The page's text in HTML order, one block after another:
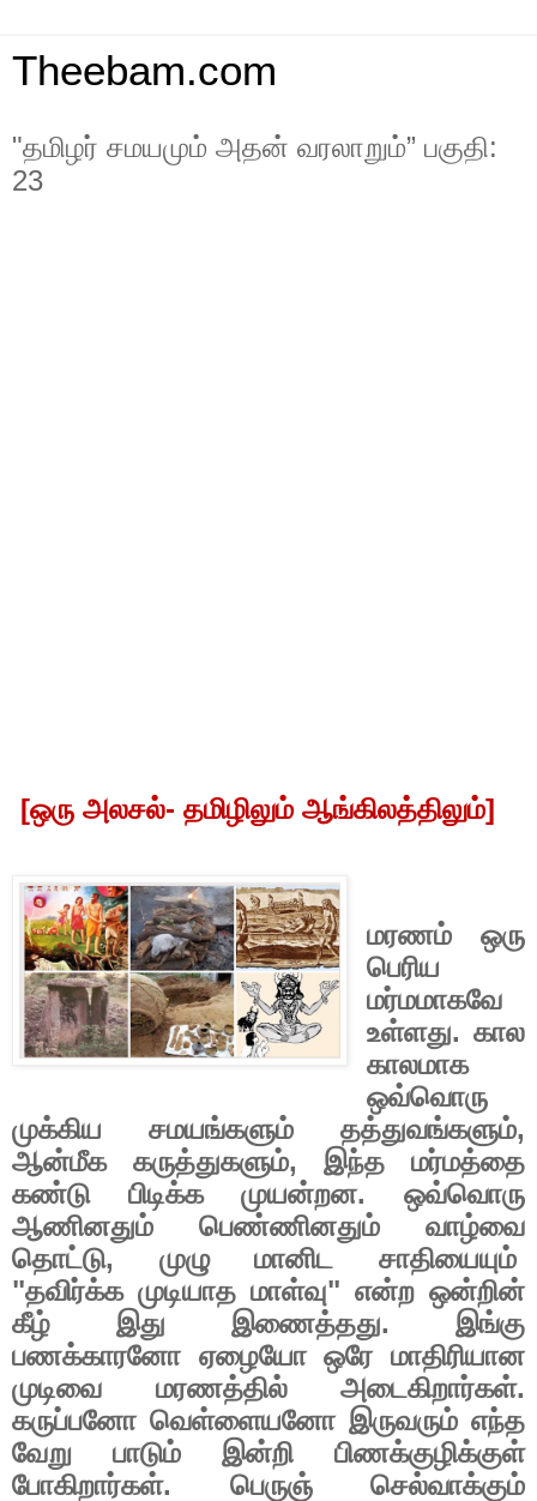
Theebam.com
"தமிழர் சமயமும் அதன் வரலாறும்” பகுதி:
23
[ஒரு அலசல்- தமிழிலும் ஆங்கிலத்திலும்]
மரணம்
ஒரு
பெரிய
மர்மமாகவே
உள்ளது. கால
காலமாக
ஒவ்வொரு
முக்கிய
சமயங்களும் தத்துவங்களும்,
ஆன்மீக
கருத்துகளும், இந்த
மர்மத்தை
கண்டு
பிடிக்க முயன்றன.ஒவ்வொரு
ஆணினதும்
பெண்ணினதும்
வாழ்வை
தொட்டு, முழு மானிட
சாதியையும்
"தவிர்க்க முடியாத மாள்வு" என்ற ஒன்றின்
கீழ்
இது இணைத்தது. இங்கு
பணக்காரனோ ஏழையோ ஒரே மாதிரியான
முடிவை
மரணத்தில் அடைகிறார்கள்.
கருப்பனோ வெள்ளையனோ இருவரும் எந்த
வேறு
பாடும் இன்றி
பிணக்குழிக்குள்
போகிறார்கள். பெருஞ்
செல்வாக்கும்